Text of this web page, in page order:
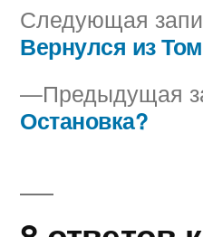
Навигация
по
записям
Предыдущая
Остановка?
Следующая
Вернулся из